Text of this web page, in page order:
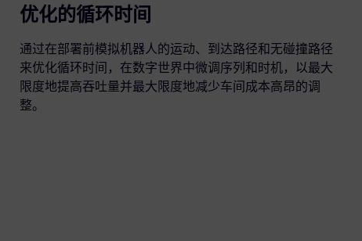
优化的循环时间
通过在部署前模拟机器人的运动、到达路径和无碰撞路径
来优化循环时间，在数字世界中微调序列和时机，以最大
限度地提高吞吐量并最大限度地减少车间成本高昂的调
整。